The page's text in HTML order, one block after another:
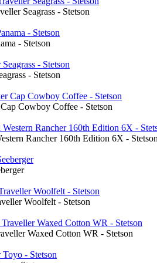
Seagrass - Stetson
- Stetson
- Stetson
Cowboy Coffee - Stetson
Rancher 160th Edition 6X -
Woolfelt - Stetson
Waxed Cotton WR - Stetson